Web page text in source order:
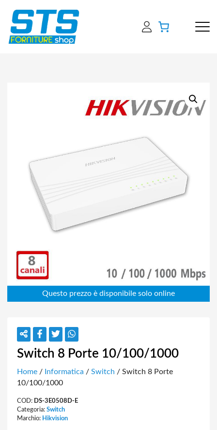
Switch 8 Porte 10/100/1000
Home / Informatica / Switch / Switch 8 Porte
10/100/1000
COD: DS-3E0508D-E
Categoria: Switch
Marchio: Hikvision